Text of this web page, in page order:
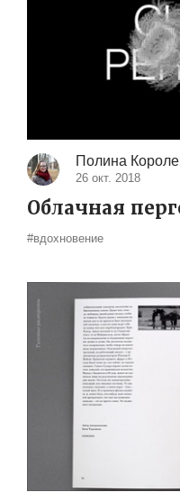
Полина
26 окт. 2018
Облачная
#вдохновение